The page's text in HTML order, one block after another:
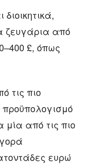
ζευγάρια από
£, όπως
τις πιο
από τις πιο
ευρώ